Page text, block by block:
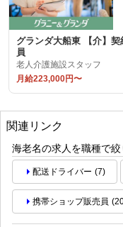
グランダ大船東 【介】契
員
老人介護施設スタッフ
月給223,000円〜
関連リンク
海老名の求人を職種で
配送ドライバー (7)
携帯ショップ販売員